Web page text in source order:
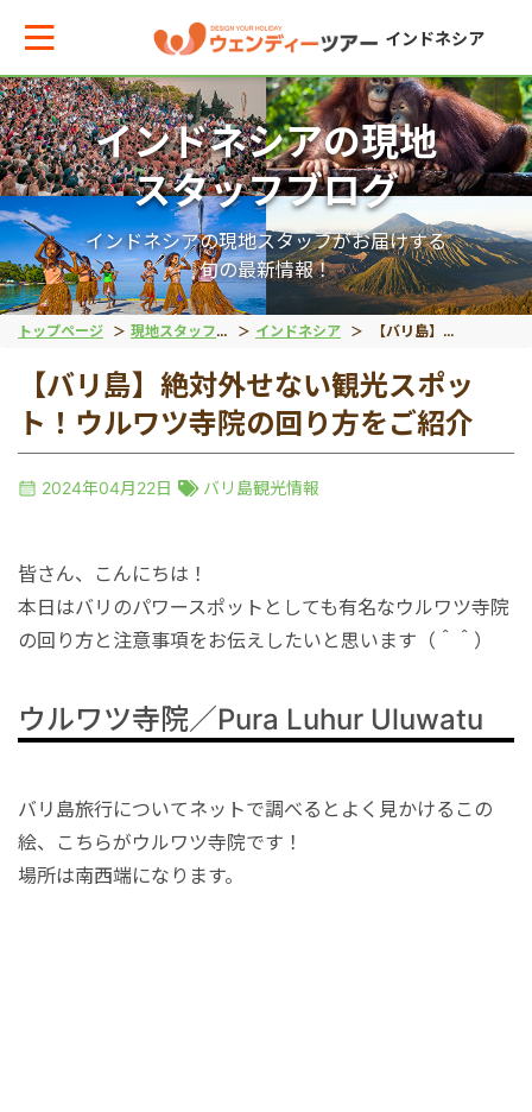
インドネシア
トップページ 現地スタッフブログ インドネシア 【バリ島】絶対外せない観光スポット！ウルワツ寺院の回り方をご紹介
インドネシアの現地
スタッフブログ
インドネシアの現地スタッフがお届けする
旬の最新情報！
【バリ島】絶対外せない観光スポッ
ト！ウルワツ寺院の回り方をご紹介
2024年04月22日 バリ島観光情報
皆さん、こんにちは！
本日はバリのパワースポットとしても有名なウルワツ寺院
の回り方と注意事項をお伝えしたいと思います（＾＾）
ウルワツ寺院／Pura Luhur Uluwatu
バリ島旅行についてネットで調べるとよく見かけるこの
絵、こちらがウルワツ寺院です！
場所は南西端になります。
メインメニューへ戻る
マから現地ツアーを探す
系
ツアー
送迎
遺産
メインメニューへ戻る
アからお役立ち情報を探す
ドネシア
ガポール
戻る
動物系
象
コモドドラゴン
動物園
戻る
離島ツアー
レンボンガン島
ヌサペニダ島
ギリ島
戻る
世界遺産
ボロブドゥール遺跡
プランバナン遺跡
戻る
秘境
タナトラジャ
ブロモ山